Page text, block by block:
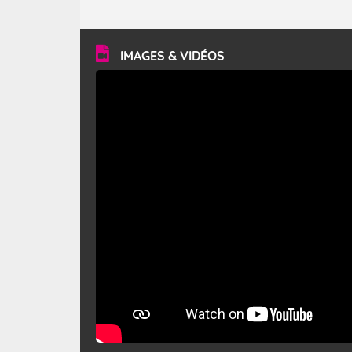
vitesse moyenne de 50 km/h et atteindre 80 à 100 km/h
en rafales, parfois davantage. Il parcourt la basse vallée
du Rhône et la Provence et envahit le littoral
méditerranéen à partir de la Camargue.
IMAGES & VIDÉOS